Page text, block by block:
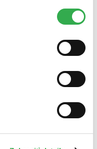
všetky tieto